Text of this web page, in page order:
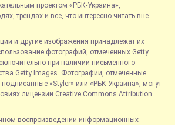
проектом «РБК-Украина»,
трендах и всё, что интересно читать вне
и другие изображения принадлежат их
фотографий, отмеченных Getty
при наличии письменного
Getty Images. Фотографии, отмеченные
«Styler» или «РБК-Украина», могут
лицензии Creative Commons Attribution
воспроизведении информационных